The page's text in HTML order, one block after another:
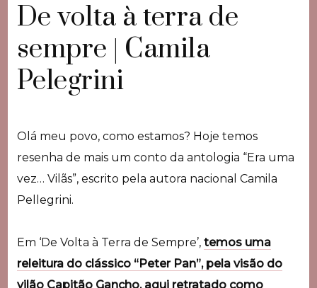
De volta à terra de
sempre | Camila
Pelegrini
Olá meu povo, como estamos? Hoje temos
resenha de mais um conto da antologia “Era uma
vez… Vilãs”, escrito pela autora nacional Camila
Pellegrini.
Em ‘De Volta à Terra de Sempre’, temos uma
releitura do clássico “Peter Pan”, pela visão do
vilão Capitão Gancho, aqui retratado como